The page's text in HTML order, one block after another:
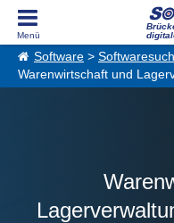
Software >
Warenwirtschaft und